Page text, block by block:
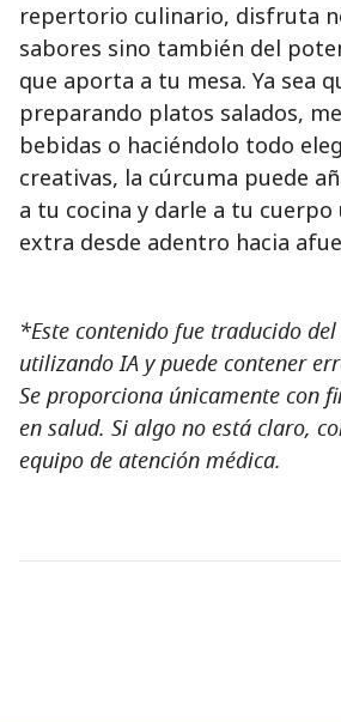
repertorio culinario, disfruta
sabores sino también del
que aporta a tu mesa. Ya sea
preparando platos salados,
bebidas o haciéndolo todo
creativas, la cúrcuma puede
a tu cocina y darle a tu
extra desde adentro hacia
*Este contenido fue traducido
utilizando IA y puede contener
Se proporciona únicamente con
en salud. Si algo no está claro,
equipo de atención médica.